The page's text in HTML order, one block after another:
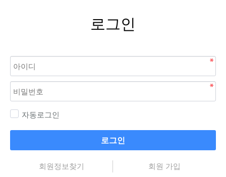
로그인
자동로그인
로그인
회원정보찾기 회원 가입